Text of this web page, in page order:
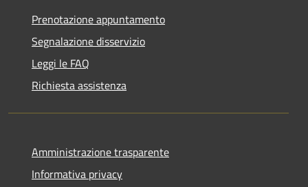
Prenotazione appuntamento
Segnalazione disservizio
Leggi le FAQ
Richiesta assistenza
Amministrazione trasparente
Informativa privacy